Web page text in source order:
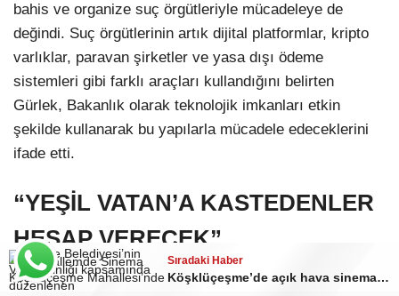
bahis ve organize suç örgütleriyle mücadeleye de
değindi. Suç örgütlerinin artık dijital platformlar, kripto
varlıklar, paravan şirketler ve yasa dışı ödeme
sistemleri gibi farklı araçları kullandığını belirten
Gürlek, Bakanlık olarak teknolojik imkanları etkin
şekilde kullanarak bu yapılarla mücadele edeceklerini
ifade etti.
“YEŞİL VATAN’A KASTEDENLER
HESAP VERECEK”
Yaz aylarında artan orman yangını riskine de dikkat
Sıradaki Haber
Köşklüçeşme’de açık hava sinema keyfi